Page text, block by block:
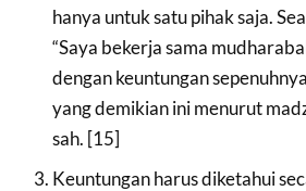
hanya untuk satu pihak saja.
“Saya bekerja sama
dengan keuntungan
yang demikian ini menurut
sah. [15]
Keuntungan harus diketahui